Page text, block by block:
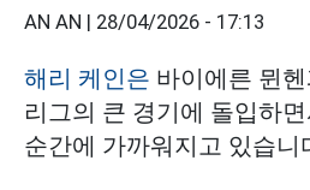
AN AN | 28/04/2026 - 17:13
해리 케인은 바이에른 뮌
리그의 큰 경기에 돌입하
순간에 가까워지고 있습니